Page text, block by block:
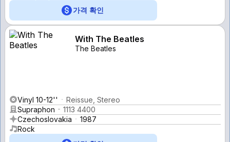
가격 확인
With The Beatles
The Beatles
Vinyl 10-12''
Reissue, Stereo
Supraphon
1113 4400
Czechoslovakia
1987
Rock